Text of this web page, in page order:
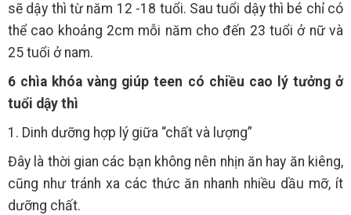
sẽ dậy thì từ năm 12 -18 tuổi. Sau tuổi dậy thì bé chỉ có
thể cao khoảng 2cm mỗi năm cho đến 23 tuổi ở nữ và
25 tuổi ở nam.
6 chìa khóa vàng giúp teen có chiều cao lý tưởng ở
tuổi dậy thì
1. Dinh dưỡng hợp lý giữa “chất và lượng”
Đây là thời gian các bạn không nên nhịn ăn hay ăn kiêng,
cũng như tránh xa các thức ăn nhanh nhiều dầu mỡ, ít
dưỡng chất.